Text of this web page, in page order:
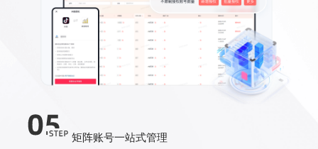
矩阵账号一站式管理